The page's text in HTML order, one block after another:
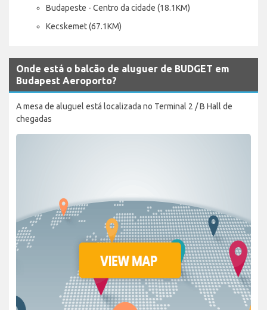
Budapeste - Centro da cidade (18.1KM)
Kecskemet (67.1KM)
Onde está o balcão de aluguer de BUDGET em
Budapest Aeroporto?
A mesa de aluguel está localizada no Terminal 2 / B Hall de
chegadas